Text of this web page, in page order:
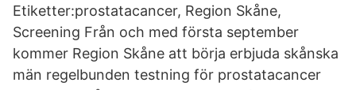
Etiketter:prostatacancer, Region Skåne,
Screening Från och med första september
kommer Region Skåne att börja erbjuda skånska
män regelbunden testning för prostatacancer